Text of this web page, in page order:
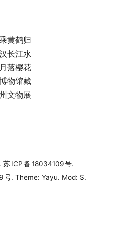
黄鹤归
长江水
落樱花
物馆藏
文物展
苏ICP备18034109号.
号. Theme: Yayu. Mod: S.